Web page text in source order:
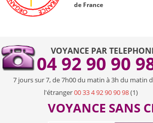
de France
VOYANCE PAR
04 92 90 90
7 jours sur 7, de 7h00 du matin à 3h du matin
l'étranger00 33 4 92 90 90 98(1)
VOYANCE SANS